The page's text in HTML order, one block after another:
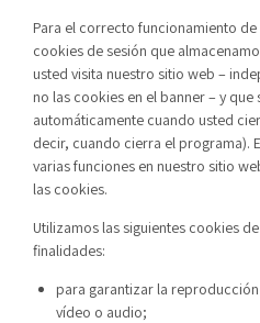
Para el correcto funcionamiento
cookies de sesión que
usted visita nuestro sitio web –
no las cookies en el banner – y
automáticamente cuando usted
decir, cuando cierra el programa).
varias funciones en nuestro sitio
las cookies.
Utilizamos las siguientes cookies
finalidades:
para garantizar la
vídeo o audio;